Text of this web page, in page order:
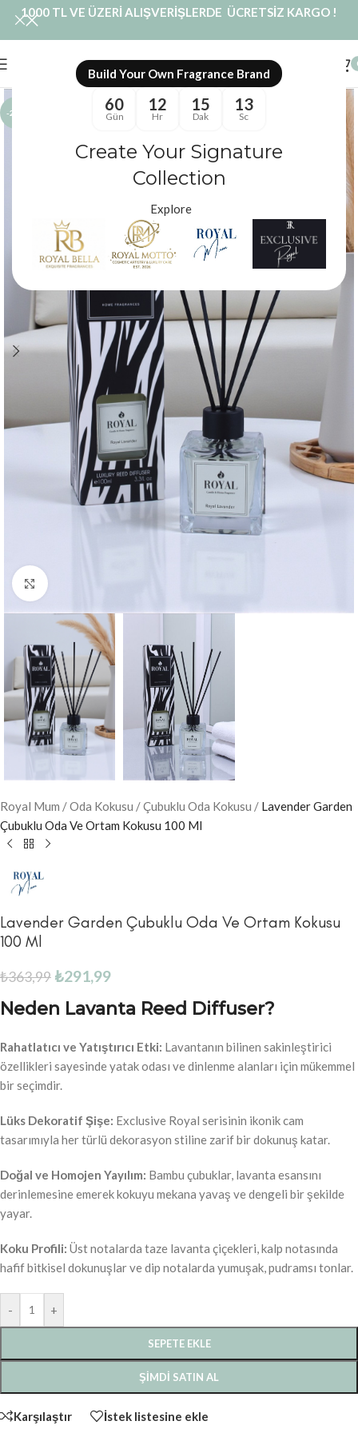
Build Your Own Fragrance Brand
60
Gün
12
Hr
15
Dak
12
Sc
Create Your Signature
Collection
Explore
1000 TL VE ÜZERİ ALIŞVERİŞLERDE ÜCRETSİZ KARGO !
-20%
Büyütmek için tıklayın
Royal Mum /Oda Kokusu /Çubuklu Oda Kokusu / Lavender Garden
Çubuklu Oda Ve Ortam Kokusu 100 Ml
Lavender Garden Çubuklu Oda Ve Ortam Kokusu
100 Ml
₺363,99 ₺291,99
Neden Lavanta Reed Diffuser?
Rahatlatıcı ve Yatıştırıcı Etki: Lavantanın bilinen sakinleştirici
özellikleri sayesinde yatak odası ve dinlenme alanları için mükemmel
bir seçimdir.
Lüks Dekoratif Şişe: Exclusive Royal serisinin ikonik cam
tasarımıyla her türlü dekorasyon stiline zarif bir dokunuş katar.
Doğal ve Homojen Yayılım: Bambu çubuklar, lavanta esansını
derinlemesine emerek kokuyu mekana yavaş ve dengeli bir şekilde
yayar.
Koku Profili: Üst notalarda taze lavanta çiçekleri, kalp notasında
hafif bitkisel dokunuşlar ve dip notalarda yumuşak, pudramsı tonlar.
- +
SEPETE EKLE
ŞIMDI SATIN AL
Karşılaştır İstek listesine ekle